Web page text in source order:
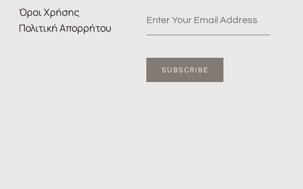
Όροι Χρήσης
Πολιτική Απορρήτου
SUBSCRIBE